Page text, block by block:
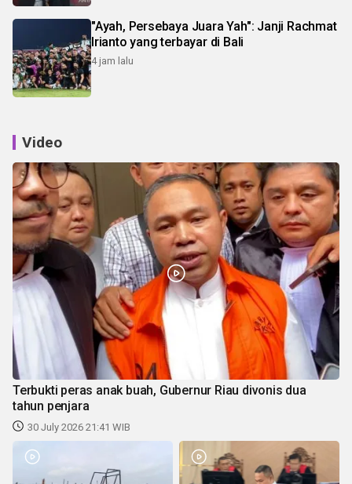
"Ayah, Persebaya Juara Yah": Janji Rachmat
Irianto yang terbayar di Bali
4 jam lalu
Video
Terbukti peras anak buah, Gubernur Riau divonis dua
tahun penjara
30 July 2026 21:41 WIB